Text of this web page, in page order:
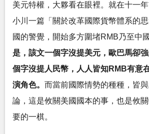
美元特權，大夥看在眼裡。就在十一
小川一篇「關於改革國際貨幣體系的
國的警覺，開始多方圍堵RMB乃至中
是，該文一個字沒提美元，歐巴馬卻
個字沒提人民幣，人人皆知RMB有意
演角色。 而當前國際情勢的種種，皆
論，這是攸關美國國本的事，也是攸
要的一棋。